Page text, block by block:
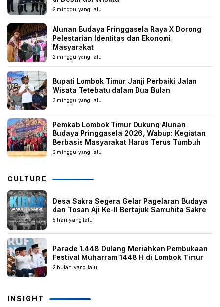
2 minggu yang lalu
Alunan Budaya Pringgasela Raya X Dorong
Pelestarian Identitas dan Ekonomi
Masyarakat
2 minggu yang lalu
Bupati Lombok Timur Janji Perbaiki Jalan
Wisata Tetebatu dalam Dua Bulan
3 minggu yang lalu
Pemkab Lombok Timur Dukung Alunan
Budaya Pringgasela 2026, Wabup: Kegiatan
Berbasis Masyarakat Harus Terus Tumbuh
3 minggu yang lalu
CULTURE
Desa Sakra Segera Gelar Pagelaran Budaya
dan Tosan Aji Ke-II Bertajuk Samuhita Sakre
5 hari yang lalu
Parade 1.448 Dulang Meriahkan Pembukaan
Festival Muharram 1448 H di Lombok Timur
2 bulan yang lalu
INSIGHT